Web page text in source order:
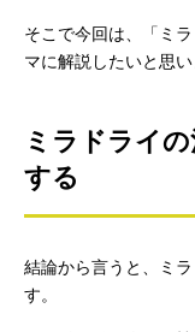
そこで今回は、「ミ
マに解説したいと思い
ミラドライ
する
結論から言うと、ミ
す。